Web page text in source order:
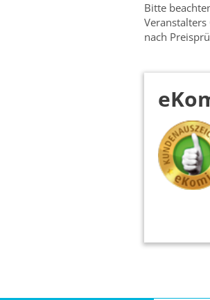
Bitte
nach